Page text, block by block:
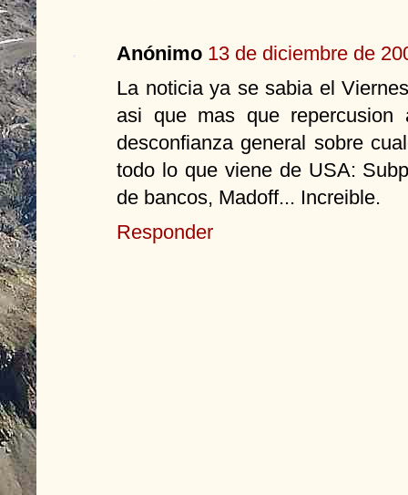
Anónimo 13 de diciembre de
La noticia ya se sabia el
asi que mas que
desconfianza general sobre
todo lo que viene de USA:
de bancos, Madoff... Increible.
Responder